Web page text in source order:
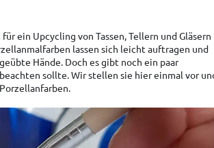
ein Upcycling von Tassen, Tellern und Gläsern
lassen sich leicht auftragen und
Hände. Doch es gibt noch ein paar
sollte. Wir stellen sie hier einmal vor